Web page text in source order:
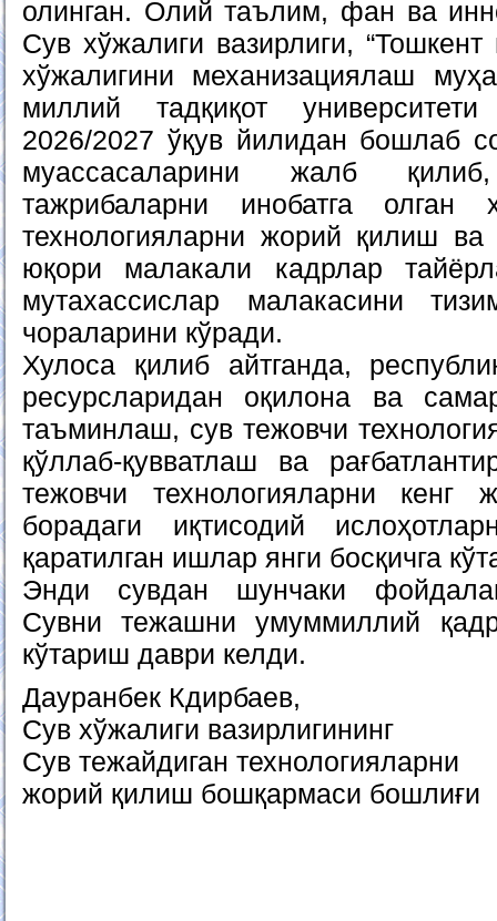
олинган. Олий таълим, фан ва
Сув хўжалиги вазирлиги,
хўжалигини механизациялаш
миллий тадқиқот
2026/2027 ўқув йилидан бошлаб
муассасаларини жалб
тажрибаларни инобатга олган
технологияларни жорий қилиш
юқори малакали кадрлар
мутахассислар малакасини
чораларини кўради.
Хулоса қилиб айтганда,
ресурсларидан оқилона ва
таъминлаш, сув тежовчи
қўллаб-қувватлаш ва
тежовчи технологияларни
борадаги иқтисодий
қаратилган ишлар янги босқичга
Энди сувдан шунчаки
Сувни тежашни умуммиллий
кўтариш даври келди.
Дауранбек Кдирбаев,
Сув хўжалиги вазирлигининг
Сув тежайдиган технологияларни
жорий қилиш бошқармаси бошлиғи